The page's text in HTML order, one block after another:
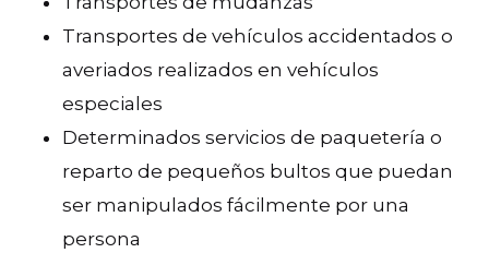
Transportes de vehículos accidentados o
averiados realizados en vehículos
especiales
Determinados servicios de paquetería o
reparto de pequeños bultos que puedan
ser manipulados fácilmente por una
persona